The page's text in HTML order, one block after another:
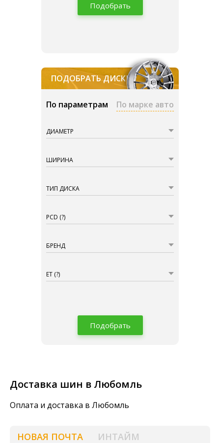
Подобрать
ПОДОБРАТЬ ДИСКИ
По параметрам По марке авто
ДИАМЕТР
ШИРИНА
ТИП ДИСКА
PCD (?)
БРЕНД
ET (?)
Подобрать
Доставка шин в Любомль
Оплата и доставка в Любомль
НОВАЯ ПОЧТА ИНТАЙМ